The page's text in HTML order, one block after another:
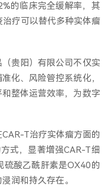
的临床完全缓解率，其
疗可以替代多种实体瘤
贵阳）有限公司不仅实
化、风险管控系统化，
整体运营效率，为数字
T治疗实体瘤方面的
式，显著增强CAR-T细
硫酸乙酰肝素是OX40的
润和持久存在。